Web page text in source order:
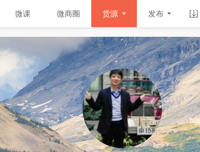
微课 微商圈 货源 发布